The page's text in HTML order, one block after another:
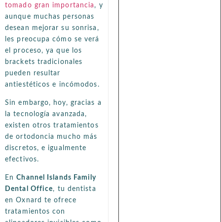
tomado gran importancia , y
aunque muchas personas
desean mejorar su sonrisa,
les preocupa cómo se verá
el proceso, ya que los
brackets tradicionales
pueden resultar
antiestéticos e incómodos.
Sin embargo, hoy, gracias a
la tecnología avanzada,
existen otros tratamientos
de ortodoncia mucho más
discretos, e igualmente
efectivos.
EnChannel Islands Family
Dental Office, tu dentista
en Oxnard te ofrece
tratamientos con